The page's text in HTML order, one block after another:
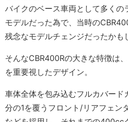
バイクのベース車両として多くの
モデルだった為で、当時の
残念なモデルチェンジだったかも
そんなCBR400Rの大きな特徴は
を重要視したデザイン。
車体全体を包み込むフルカバー
分の1を覆うフロント/リアフェン